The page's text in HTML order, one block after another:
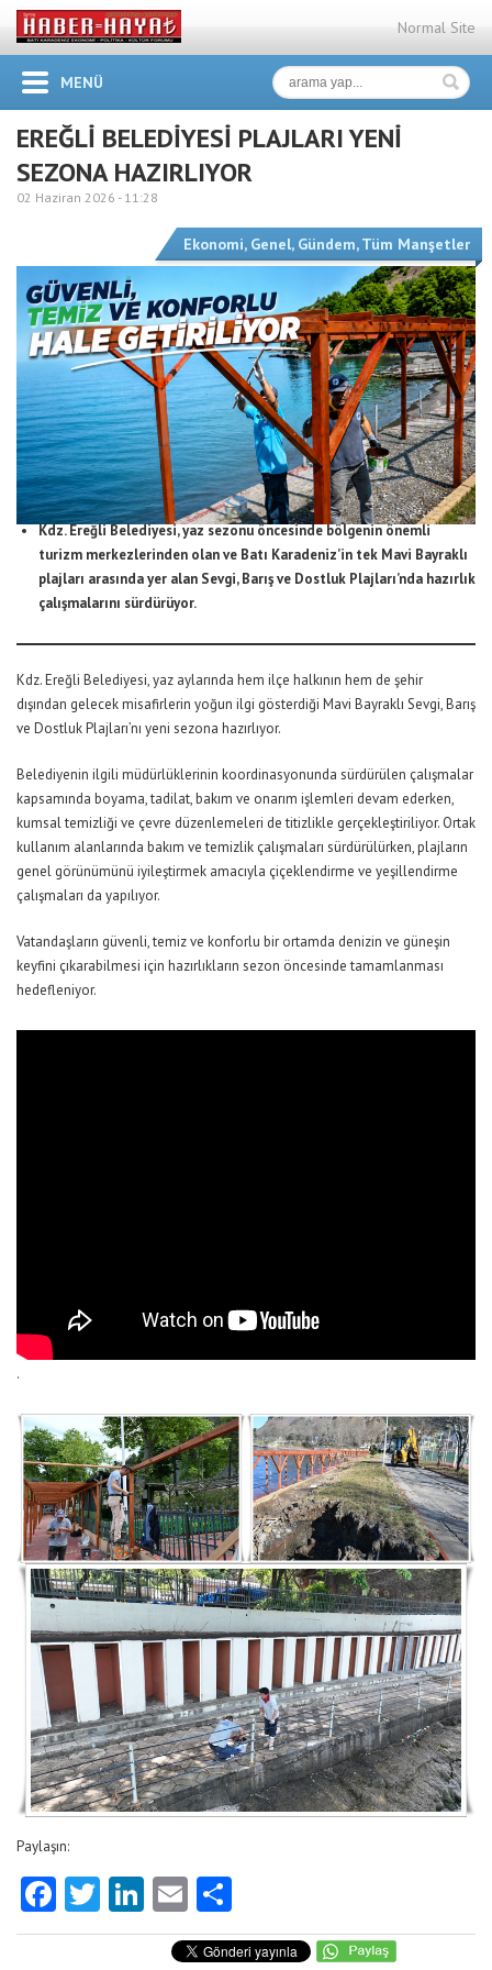
Normal Site
MENÜ
EREĞLİ BELEDİYESİ PLAJLARI YENİ
SEZONA HAZIRLIYOR
02 Haziran 2026 - 11:28
Ekonomi, Genel, Gündem,Tüm Manşetler
Kdz. Ereğli Belediyesi, yaz sezonu öncesinde bölgenin önemli
turizm merkezlerinden olan ve Batı Karadeniz’in tek Mavi Bayraklı
plajları arasında yer alan Sevgi, Barış ve Dostluk Plajları’nda hazırlık
çalışmalarını sürdürüyor.
Kdz. Ereğli Belediyesi, yaz aylarında hem ilçe halkının hem de şehir
dışından gelecek misafirlerin yoğun ilgi gösterdiği Mavi Bayraklı Sevgi, Barış
ve Dostluk Plajları’nı yeni sezona hazırlıyor.
Belediyenin ilgili müdürlüklerinin koordinasyonunda sürdürülen çalışmalar
kapsamında boyama, tadilat, bakım ve onarım işlemleri devam ederken,
kumsal temizliği ve çevre düzenlemeleri de titizlikle gerçekleştiriliyor. Ortak
kullanım alanlarında bakım ve temizlik çalışmaları sürdürülürken, plajların
genel görünümünü iyileştirmek amacıyla çiçeklendirme ve yeşillendirme
çalışmaları da yapılıyor.
Vatandaşların güvenli, temiz ve konforlu bir ortamda denizin ve güneşin
keyfini çıkarabilmesi için hazırlıkların sezon öncesinde tamamlanması
hedefleniyor.
.
Paylaşın:
Facebook
Twitter
LinkedIn
Email